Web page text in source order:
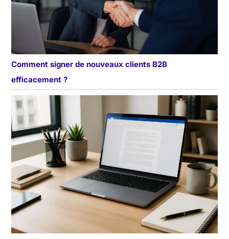
Comment signer de nouveaux clients B2B
efficacement ?